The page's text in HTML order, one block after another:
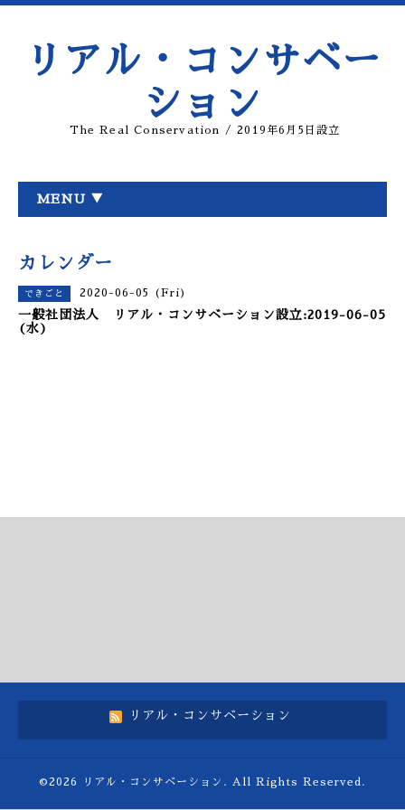
リアル・コンサベー
ション
The Real Conservation / 2019年6月5日設立
MENU ▼
カレンダー
できごと 2020-06-05 (Fri)
一般社団法人 リアル・コンサベーション設立:2019-06-05
(水)
リアル・コンサベーション
©2026 リアル・コンサベーション . All Rights Reserved.